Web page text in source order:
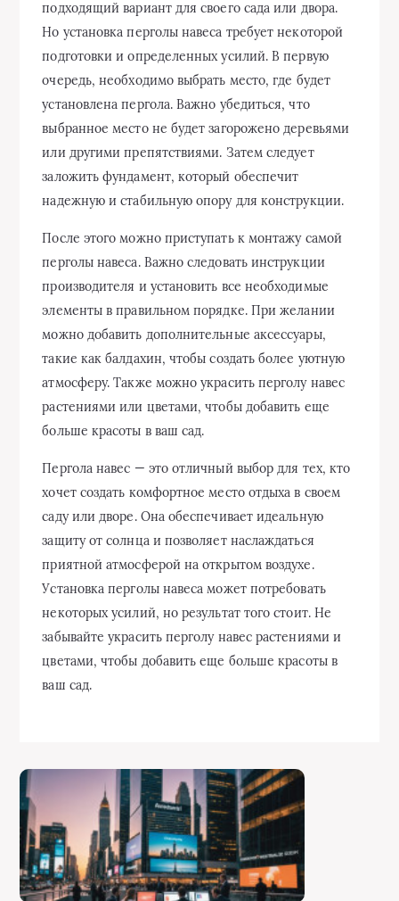
подходящий вариант для своего сада или двора.
Но установка перголы навеса требует некоторой
подготовки и определенных усилий. В первую
очередь, необходимо выбрать место, где будет
установлена пергола. Важно убедиться, что
выбранное место не будет загорожено деревьями
или другими препятствиями. Затем следует
заложить фундамент, который обеспечит
надежную и стабильную опору для конструкции.
После этого можно приступать к монтажу самой
перголы навеса. Важно следовать инструкции
производителя и установить все необходимые
элементы в правильном порядке. При желании
можно добавить дополнительные аксессуары,
такие как балдахин, чтобы создать более уютную
атмосферу. Также можно украсить перголу навес
растениями или цветами, чтобы добавить еще
больше красоты в ваш сад.
Пергола навес — это отличный выбор для тех, кто
хочет создать комфортное место отдыха в своем
саду или дворе. Она обеспечивает идеальную
защиту от солнца и позволяет наслаждаться
приятной атмосферой на открытом воздухе.
Установка перголы навеса может потребовать
некоторых усилий, но результат того стоит. Не
забывайте украсить перголу навес растениями и
цветами, чтобы добавить еще больше красоты в
ваш сад.